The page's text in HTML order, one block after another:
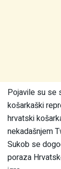
Pojavile su se
košarkaški
hrvatski
nekadašnjem
Sukob se
poraza